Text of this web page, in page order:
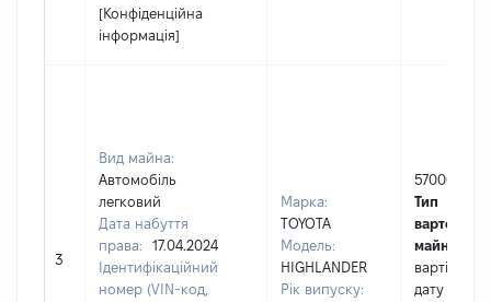
[Конфіденційна
інформація]
3
Вид майна:
Автомобіль
легковий
Дата набуття
права:
17.04.2024
Ідентифікаційний
номер (VIN-код,
Марка:
TOYOTA
Модель:
HIGHLANDER
Рік випуску:
570000
Тип
вартості
майна:
вартість на
дату